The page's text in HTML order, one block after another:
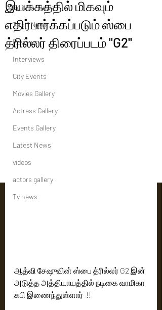
Political News
Tamil News
Reviews
Interviews
City Events
Movies Gallery
Actress Gallery
Events Gallery
Latest News
videos
actors gallery
Tv news
இயக்கத்தில் மிகவும்
எதிர்பார்க்கப்படும் ஸ்பை
த்ரில்லர் திரைப்படம் "G2''
ஆத்வி சேஷுவின் ஸ்பை த்ரில்லர் G2 இன்
அடுத்த அத்தியாயத்தில் நடிகை வாமிகா
கபி இணைந்துள்ளார்  !!